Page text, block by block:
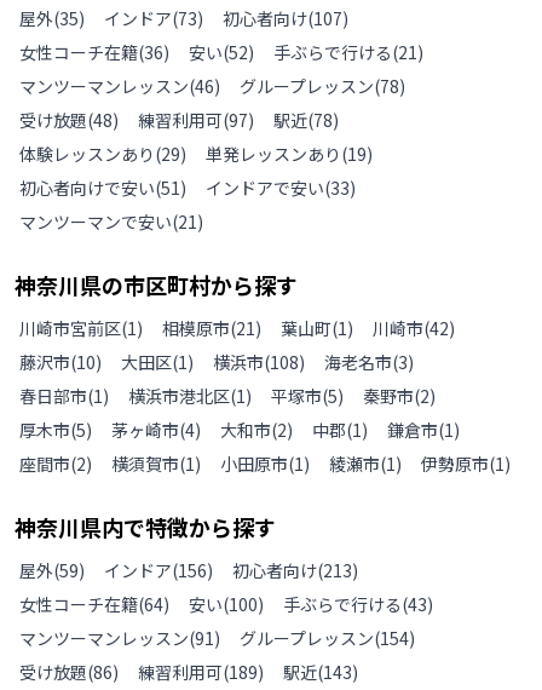
屋外(35) インドア(73) 初心者向け(107)
女性コーチ在籍(36) 安い(52) 手ぶらで行ける(21)
マンツーマンレッスン(46) グループレッスン(78)
受け放題(48) 練習利用可(97) 駅近(78)
体験レッスンあり (29) 単発レッスンあり (19)
初心者向けで安い(51) インドアで安い(33)
マンツーマンで安い(21)
神奈川県の市区町村から探す
川崎市宮前区(1) 相模原市(21) 葉山町(1) 川崎市(42)
藤沢市(10) 大田区(1) 横浜市(108) 海老名市(3)
春日部市(1) 横浜市港北区(1) 平塚市(5) 秦野市(2)
厚木市(5) 茅ヶ崎市(4) 大和市(2) 中郡(1) 鎌倉市(1)
座間市(2) 横須賀市(1) 小田原市(1) 綾瀬市(1) 伊勢原市(1)
神奈川県内で特徴から探す
屋外(59) インドア(156) 初心者向け(213)
女性コーチ在籍(64) 安い(100) 手ぶらで行ける(43)
マンツーマンレッスン(91) グループレッスン(154)
受け放題(86) 練習利用可(189) 駅近(143)